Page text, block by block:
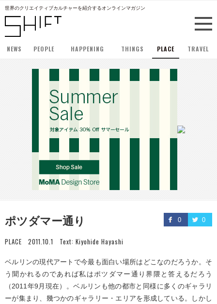
世界のクリエイティブカルチャーを紹介するオンラインマガジン
NEWS PEOPLE HAPPENING THINGS PLACE TRAVEL
0 0
ポツダマー通り
PLACE 2011.10.1 Text: Kiyohide Hayashi
ベルリンの現代アートで今最も面白い場所はどこなのだろうか。そ
う聞かれるのであれば私はポツダマー通り界隈と答えるだろう
（2011年9月現在）。ベルリンも他の都市と同様に多くのギャラリ
ーが集まり、幾つかのギャラリー・エリアを形成している。しかし